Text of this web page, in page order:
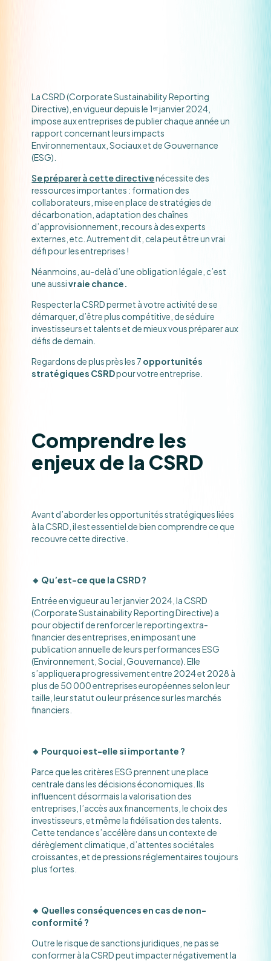
La CSRD (Corporate Sustainability Reporting
Directive), en vigueur depuis le 1ᵉʳ janvier 2024,
impose aux entreprises de publier chaque année un
rapport concernant leurs impacts
Environnementaux, Sociaux et de Gouvernance
(ESG).
Se préparer à cette directivenécessite des
ressources importantes : formation des
collaborateurs, mise en place de stratégies de
décarbonation, adaptation des chaînes
d’approvisionnement, recours à des experts
externes, etc. Autrement dit, cela peut être un vrai
défi pour les entreprises !
Néanmoins, au-delà d’une obligation légale, c’est
une aussivraie chance.
Respecter la CSRD permet à votre activité de se
démarquer, d’être plus compétitive, de séduire
investisseurs et talents et de mieux vous préparer aux
défis de demain.
Regardons de plus près les 7 opportunités
stratégiques CSRDpour votre entreprise.
Comprendre les
enjeux de la CSRD
Avant d’aborder les opportunités stratégiques liées
à la CSRD, il est essentiel de bien comprendre ce que
recouvre cette directive.
🔸 Qu’est-ce que la CSRD ?
Entrée en vigueur au 1er janvier 2024, la CSRD
(Corporate Sustainability Reporting Directive) a
pour objectif de renforcer le reporting extra-
financier des entreprises, en imposant une
publication annuelle de leurs performances ESG
(Environnement, Social, Gouvernance). Elle
s’appliquera progressivement entre 2024 et 2028 à
plus de 50 000 entreprises européennes selon leur
taille, leur statut ou leur présence sur les marchés
financiers.
🔸 Pourquoi est-elle si importante ?
Parce que les critères ESG prennent une place
centrale dans les décisions économiques. Ils
influencent désormais la valorisation des
entreprises, l’accès aux financements, le choix des
investisseurs, et même la fidélisation des talents.
Cette tendance s’accélère dans un contexte de
dérèglement climatique, d’attentes sociétales
croissantes, et de pressions réglementaires toujours
plus fortes.
🔸 Quelles conséquences en cas de non-
conformité ?
Outre le risque de sanctions juridiques, ne pas se
conformer à la CSRD peut impacter négativement la